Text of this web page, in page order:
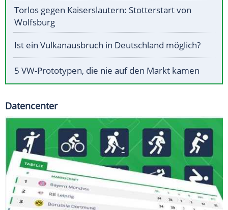
Torlos gegen Kaiserslautern: Stotterstart von
Wolfsburg
Ist ein Vulkanausbruch in Deutschland möglich?
5 VW-Prototypen, die nie auf den Markt kamen
Datencenter